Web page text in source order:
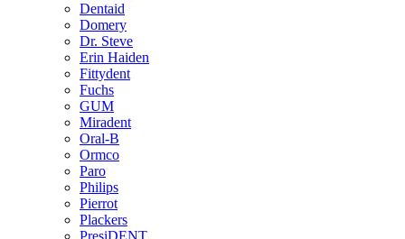
Dentaid
Domery
Dr. Steve
Erin Haiden
Fittydent
Fuchs
GUM
Miradent
Oral-B
Ormco
Paro
Philips
Pierrot
Plackers